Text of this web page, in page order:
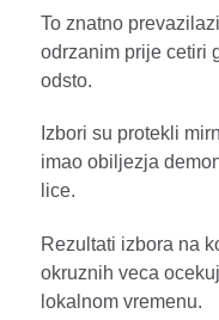
To znatno
odrzanim prije cetiri
odsto.
Izbori su protekli
imao obiljezja
lice.
Rezultati izbora na
okruznih veca
lokalnom vremenu.